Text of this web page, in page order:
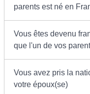
parents est né en
Vous êtes devenu
que l'un de vos
Vous avez pris la
votre époux(se)